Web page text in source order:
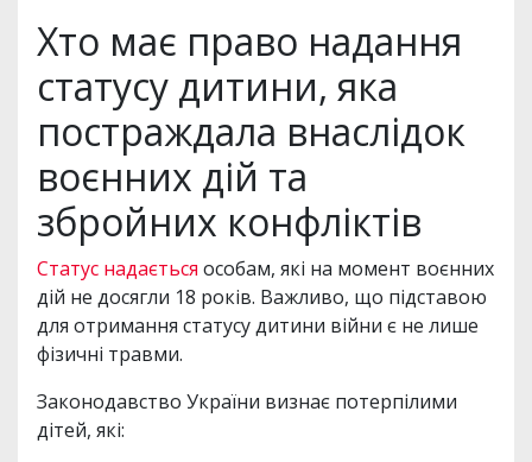
Хто має право надання
статусу дитини, яка
постраждала внаслідок
воєнних дій та
збройних конфліктів
Статус надається особам, які на момент воєнних
дій не досягли 18 років. Важливо, що підставою
для отримання статусу дитини війни є не лише
фізичні травми.
Законодавство України визнає потерпілими
дітей, які: